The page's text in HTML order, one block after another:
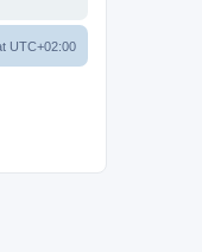
UTC+02:00